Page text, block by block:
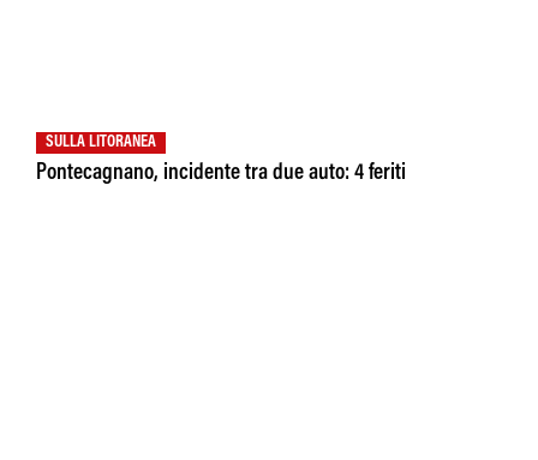
SULLA LITORANEA
Pontecagnano, incidente tra due auto: 4 feriti